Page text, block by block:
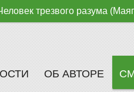
трезвого разума
ОБ АВТОРЕ